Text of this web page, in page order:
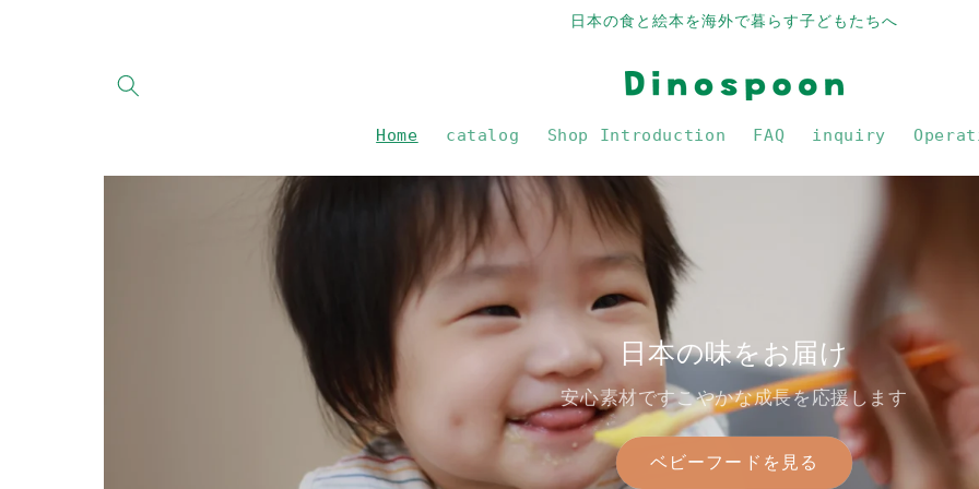
日本の食と絵本を海外で暮らす子どもたちへ
Home catalog Shop Introduction FAQ inquiry
日本の味をお届け
安心素材ですこやかな成長を応援します
ベビーフードを見る